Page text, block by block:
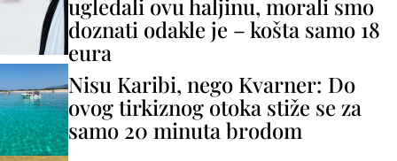
ugledali ovu haljinu, morali smo
doznati odakle je – košta samo 18
eura
Nisu Karibi, nego Kvarner: Do
ovog tirkiznog otoka stiže se za
samo 20 minuta brodom